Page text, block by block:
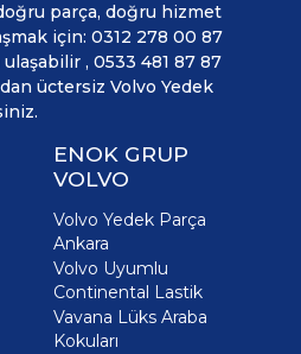
doğru parça, doğru hizmet
için: 0312 278 00 87
, 0533 481 87 87
üctersiz Volvo Yedek
ENOK GRUP
VOLVO
Volvo Yedek Parça
Ankara
Volvo Uyumlu
Continental Lastik
Vavana Lüks Araba
Kokuları